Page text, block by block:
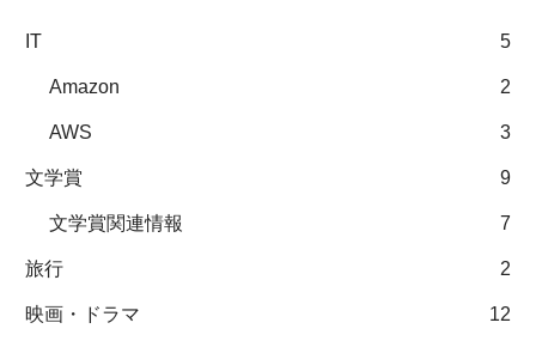
IT 5
Amazon 2
AWS 3
文学賞 9
文学賞関連情報 7
旅行 2
映画・ドラマ 12